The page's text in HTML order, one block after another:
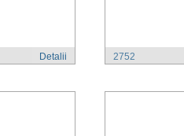
Detalii 2752